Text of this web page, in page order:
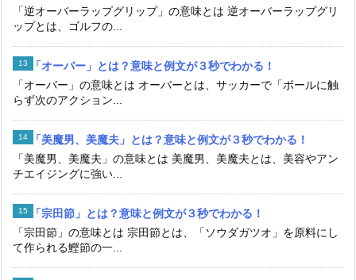
「逆オーバーラップグリップ」の意味とは 逆オーバーラップグリ
ップとは、ゴルフの...
「オーバー」とは？意味と例文が３秒でわかる！
「オーバー」の意味とは オーバーとは、サッカーで「ボールに触
らず次のアクション...
「美魔男、美魔夫」とは？意味と例文が３秒でわかる！
「美魔男、美魔夫」の意味とは 美魔男、美魔夫とは、美容やアン
チエイジングに強い...
「宗田節」とは？意味と例文が３秒でわかる！
「宗田節」の意味とは 宗田節とは、「ソウダガツオ」を原料にし
て作られる鰹節の一...